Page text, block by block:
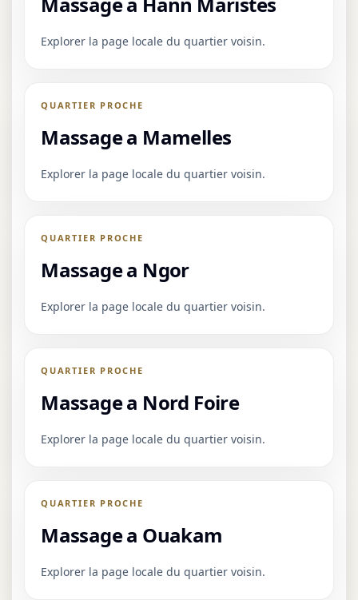
Explorer la page locale du quartier voisin.
QUARTIER PROCHE
Massage a Mamelles
Explorer la page locale du quartier voisin.
QUARTIER PROCHE
Massage a Ngor
Explorer la page locale du quartier voisin.
QUARTIER PROCHE
Massage a Nord Foire
Explorer la page locale du quartier voisin.
QUARTIER PROCHE
Massage a Ouakam
Explorer la page locale du quartier voisin.